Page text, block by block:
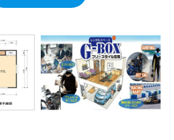
1/1